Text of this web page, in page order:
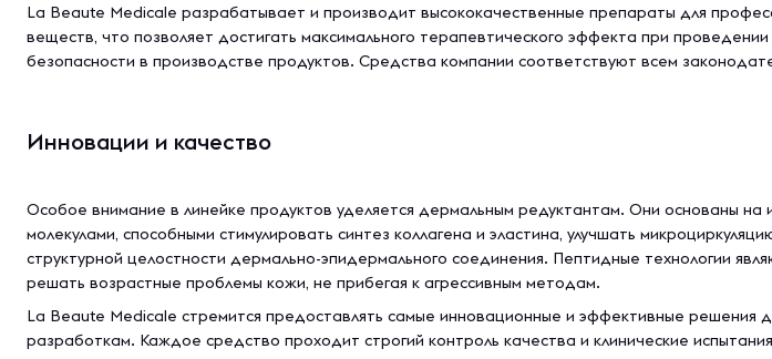
La Beaute Medicale разрабатывает и производит высококачественные препараты для
веществ, что позволяет достигать максимального терапевтического эффекта при
безопасности в производстве продуктов. Средства компании соответствуют всем
Инновации и качество
Особое внимание в линейке продуктов уделяется дермальным редуктантам. Они основаны на
молекулами, способными стимулировать синтез коллагена и эластина, улучшать
структурной целостности дермально-эпидермального соединения. Пептидные технологии
решать возрастные проблемы кожи, не прибегая к агрессивным методам.
La Beaute Medicale стремится предоставлять самые инновационные и эффективные решения
разработкам. Каждое средство проходит строгий контроль качества и клинические